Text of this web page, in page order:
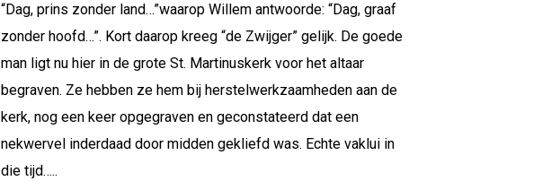
“Dag, prins zonder land…”waarop Willem antwoorde: “Dag, graaf
zonder hoofd…”. Kort daarop kreeg “de Zwijger” gelijk. De goede
man ligt nu hier in de grote St. Martinuskerk voor het altaar
begraven. Ze hebben ze hem bij herstelwerkzaamheden aan de
kerk, nog een keer opgegraven en geconstateerd dat een
nekwervel inderdaad door midden gekliefd was. Echte vaklui in
die tijd…..